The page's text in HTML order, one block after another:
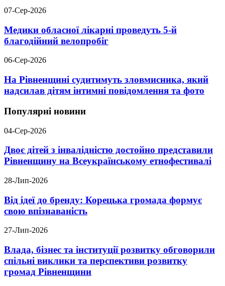
07-Сер-2026
Медики обласної лікарні проведуть 5-й
благодійний велопробіг
06-Сер-2026
На Рівненщині судитимуть зловмисника, який
надсилав дітям інтимні повідомлення та фото
Популярні новини
04-Сер-2026
Двоє дітей з інвалідністю достойно представили
Рівненщину на Всеукраїнському етнофестивалі
28-Лип-2026
Від ідеї до бренду: Корецька громада формує
свою впізнаваність
27-Лип-2026
Влада, бізнес та інституції розвитку обговорили
спільні виклики та перспективи розвитку
громад Рівненщини